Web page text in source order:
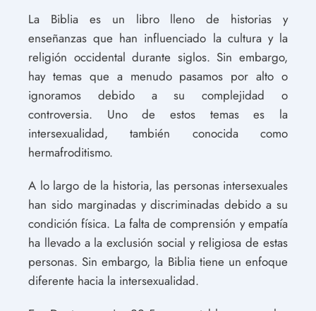
La Biblia es un libro lleno de historias y
enseñanzas que han influenciado la cultura y la
religión occidental durante siglos. Sin embargo,
hay temas que a menudo pasamos por alto o
ignoramos debido a su complejidad o
controversia. Uno de estos temas es la
intersexualidad, también conocida como
hermafroditismo.
A lo largo de la historia, las personas intersexuales
han sido marginadas y discriminadas debido a su
condición física. La falta de comprensión y empatía
ha llevado a la exclusión social y religiosa de estas
personas. Sin embargo, la Biblia tiene un enfoque
diferente hacia la intersexualidad.